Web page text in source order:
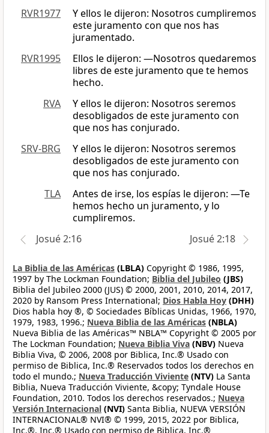
RVR1977
Y ellos le dijeron: Nosotros cumpliremos
este juramento con que nos has
juramentado.
RVR1995
Ellos le dijeron: —Nosotros quedaremos
libres de este juramento que te hemos
hecho.
RVA
Y ellos le dijeron: Nosotros seremos
desobligados de este juramento con
que nos has conjurado.
SRV-BRG
Y ellos le dijeron: Nosotros seremos
desobligados de este juramento con
que nos has conjurado.
TLA
Antes de irse, los espías le dijeron: —Te
hemos hecho un juramento, y lo
cumpliremos.
Josué 2:16
Josué 2:18
La Biblia de las Américas (LBLA) Copyright © 1986, 1995,
1997 by The Lockman Foundation; Biblia del Jubileo (JBS)
Biblia del Jubileo 2000 (JUS) © 2000, 2001, 2010, 2014, 2017,
2020 by Ransom Press International; Dios Habla Hoy (DHH)
Dios habla hoy ®, © Sociedades Bíblicas Unidas, 1966, 1970,
1979, 1983, 1996.; Nueva Biblia de las Américas (NBLA)
Nueva Biblia de las Américas™ NBLA™ Copyright © 2005 por
The Lockman Foundation; Nueva Biblia Viva (NBV) Nueva
Biblia Viva, © 2006, 2008 por Biblica, Inc.® Usado con
permiso de Biblica, Inc.® Reservados todos los derechos en
todo el mundo.; Nueva Traducción Viviente (NTV) La Santa
Biblia, Nueva Traducción Viviente, &copy; Tyndale House
Foundation, 2010. Todos los derechos reservados.; Nueva
Versión Internacional (NVI) Santa Biblia, NUEVA VERSIÓN
INTERNACIONAL® NVI® © 1999, 2015, 2022 por Biblica,
Inc.®, Inc.® Usado con permiso de Biblica, Inc.®